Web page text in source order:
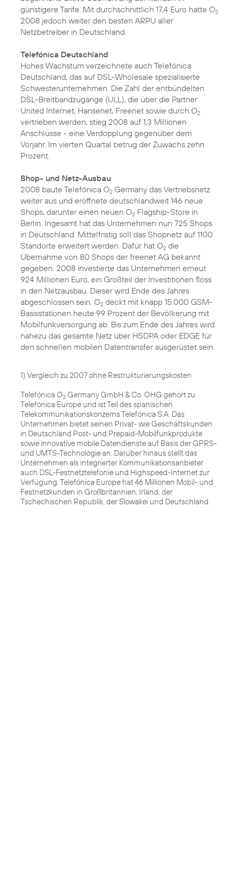
günstigere Tarife. Mit durchschnittlich 17,4 Euro hatte O2
2008 jedoch weiter den besten ARPU aller
Netzbetreiber in Deutschland.
Telefónica Deutschland
Hohes Wachstum verzeichnete auch Telefónica
Deutschland, das auf DSL-Wholesale spezialisierte
Schwesterunternehmen. Die Zahl der entbündelten
DSL-Breitbandzugänge (ULL), die über die Partner
United Internet, Hansenet, Freenet sowie durch O2
vertrieben werden, stieg 2008 auf 1,3 Millionen
Anschlüsse - eine Verdopplung gegenüber dem
Vorjahr. Im vierten Quartal betrug der Zuwachs zehn
Prozent.
Shop- und Netz-Ausbau
2008 baute Telefónica O2 Germany das Vertriebsnetz
weiter aus und eröffnete deutschlandweit 146 neue
Shops, darunter einen neuen O2 Flagship-Store in
Berlin. Ingesamt hat das Unternehmen nun 725 Shops
in Deutschland. Mittelfristig soll das Shopnetz auf 1100
Standorte erweitert werden. Dafür hat O2 die
Übernahme von 80 Shops der freenet AG bekannt
gegeben. 2008 investierte das Unternehmen erneut
924 Millionen Euro, ein Großteil der Investitionen floss
in den Netzausbau. Dieser wird Ende des Jahres
abgeschlossen sein. O2 deckt mit knapp 15.000 GSM-
Basisstationen heute 99 Prozent der Bevölkerung mit
Mobilfunkversorgung ab. Bis zum Ende des Jahres wird
nahezu das gesamte Netz über HSDPA oder EDGE für
den schnellen mobilen Datentransfer ausgerüstet sein.
1) Vergleich zu 2007 ohne Restrukturierungskosten
Telefónica O2 Germany GmbH & Co. OHG gehört zu
Telefónica Europe und ist Teil des spanischen
Telekommunikationskonzerns Telefónica S.A. Das
Unternehmen bietet seinen Privat- wie Geschäftskunden
in Deutschland Post- und Prepaid-Mobilfunkprodukte
sowie innovative mobile Datendienste auf Basis der GPRS-
und UMTS-Technologie an. Darüber hinaus stellt das
Unternehmen als integrierter Kommunikationsanbieter
auch DSL-Festnetztelefonie und Highspeed-Internet zur
Verfügung. Telefónica Europe hat 46 Millionen Mobil- und
Festnetzkunden in Großbritannien, Irland, der
Tschechischen Republik, der Slowakei und Deutschland.